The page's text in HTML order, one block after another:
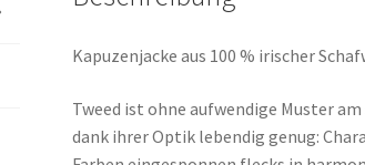
Kapuzenjacke aus 100 % irischer
Tweed ist ohne aufwendige Muster
dank ihrer Optik lebendig genug: